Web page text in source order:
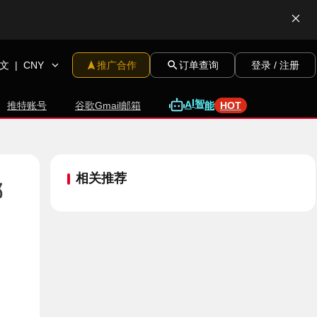
| CNY 推广合作 订单查询 登录 / 注册
推特账号 谷歌Gmail邮箱 AI智能 HOT
相关推荐